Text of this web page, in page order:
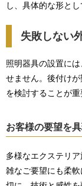
し、具体的な形とし
失敗しない
照明器具の設置に
せません。後付け
を検討することが重
お客様の要望を
多様なエクステリ
雑なご要望にも柔